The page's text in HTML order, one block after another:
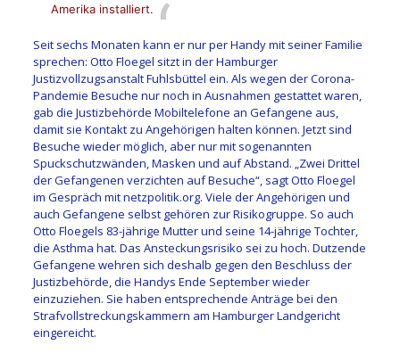
Amerika installiert.
Seit sechs Monaten kann er nur per Handy mit seiner Familie
sprechen: Otto Floegel sitzt in der Hamburger
Justizvollzugsanstalt Fuhlsbüttel ein. Als wegen der Corona-
Pandemie Besuche nur noch in Ausnahmen gestattet waren,
gab die Justizbehörde Mobiltelefone an Gefangene aus,
damit sie Kontakt zu Angehörigen halten können. Jetzt sind
Besuche wieder möglich, aber nur mit sogenannten
Spuckschutzwänden, Masken und auf Abstand. „Zwei Drittel
der Gefangenen verzichten auf Besuche“, sagt Otto Floegel
im Gespräch mit netzpolitik.org. Viele der Angehörigen und
auch Gefangene selbst gehören zur Risikogruppe. So auch
Otto Floegels 83-jährige Mutter und seine 14-jährige Tochter,
die Asthma hat. Das Ansteckungsrisiko sei zu hoch. Dutzende
Gefangene wehren sich deshalb gegen den Beschluss der
Justizbehörde, die Handys Ende September wieder
einzuziehen. Sie haben entsprechende Anträge bei den
Strafvollstreckungskammern am Hamburger Landgericht
eingereicht.